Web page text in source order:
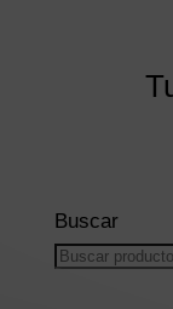
Buscar
Buscar